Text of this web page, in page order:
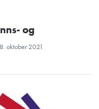
og
oktober 2021